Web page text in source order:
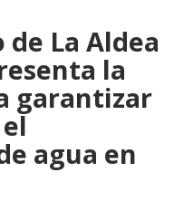
La Aldea
la
garantizar
agua en